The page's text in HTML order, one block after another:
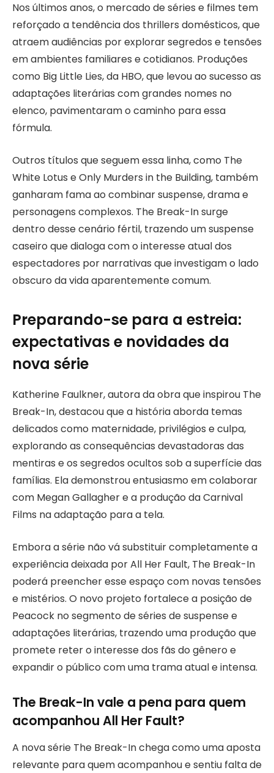
Nos últimos anos, o mercado de séries e filmes tem
reforçado a tendência dos thrillers domésticos, que
atraem audiências por explorar segredos e tensões
em ambientes familiares e cotidianos. Produções
como Big Little Lies, da HBO, que levou ao sucesso as
adaptações literárias com grandes nomes no
elenco, pavimentaram o caminho para essa
fórmula.
Outros títulos que seguem essa linha, como The
White Lotus e Only Murders in the Building, também
ganharam fama ao combinar suspense, drama e
personagens complexos. The Break-In surge
dentro desse cenário fértil, trazendo um suspense
caseiro que dialoga com o interesse atual dos
espectadores por narrativas que investigam o lado
obscuro da vida aparentemente comum.
Preparando-se para a estreia:
expectativas e novidades da
nova série
Katherine Faulkner, autora da obra que inspirou The
Break-In, destacou que a história aborda temas
delicados como maternidade, privilégios e culpa,
explorando as consequências devastadoras das
mentiras e os segredos ocultos sob a superfície das
famílias. Ela demonstrou entusiasmo em colaborar
com Megan Gallagher e a produção da Carnival
Films na adaptação para a tela.
Embora a série não vá substituir completamente a
experiência deixada por All Her Fault, The Break-In
poderá preencher esse espaço com novas tensões
e mistérios. O novo projeto fortalece a posição de
Peacock no segmento de séries de suspense e
adaptações literárias, trazendo uma produção que
promete reter o interesse dos fãs do gênero e
expandir o público com uma trama atual e intensa.
The Break-In vale a pena para quem
acompanhou All Her Fault?
A nova série The Break-In chega como uma aposta
relevante para quem acompanhou e sentiu falta de